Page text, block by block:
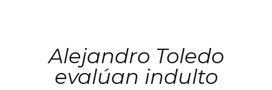
Alejandro Toledo
evalúan indulto